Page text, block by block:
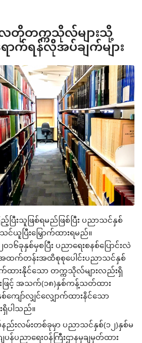
တိုတက္ကသိုလ်များသို့
ာက်ရန်လိုအပ်ချက်များ
ြီးသူဖြစ်ရမည်ဖြစ်ပြီး ပညာသင်နှစ်
သင်ယူပြီးမြှောက်ထားရမည်။
၁၆ခုနှစ်မှစပြီး ပညာရေးစနစ်ပြောင်းလဲ
အထက်တန်းအထိစုစုပေါင်းပညာသင်နှစ်
က်ထားနိုင်သော တက္ကသိုလ်များလည်းရှိ
ဖြင့် အသက်(၁၈)နှစ်ကန့်သတ်ထား
ကျော်လျှင်လျှောက်ထားနိင်သော
ရှိပါသည်။
ည်းလမ်းတစ်ခုမှာ ပညာသင်နှစ်(၁၂)နှစ်မ
န်ပညာရေးဝန်ကြီးဌာနမှချမှတ်ထား